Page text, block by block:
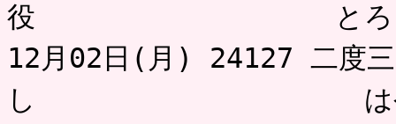
役 とろっ
12月02日(月) 24127 二度三
し はや